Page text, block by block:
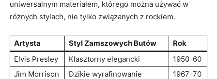
uniwersalnym materiałem, którego można używać w
różnych stylach, nie tylko związanych z rockiem.
Artysta Styl Zamszowych Butów
Rok
Elvis Presley
Klasztorny elegancki
1950-60
Jim Morrison
Dzikie wyrafinowanie
1967-70